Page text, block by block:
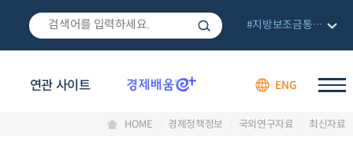
연관 사이트 ENG
#지방보조금통합관리망
HOME 경제정책정보 국외연구자료 최신자료